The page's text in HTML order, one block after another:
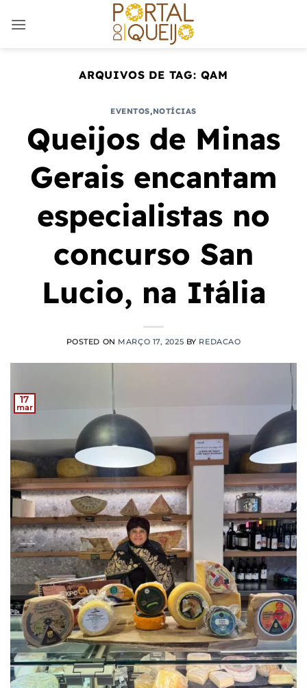
ARQUIVOS DE TAG: QAM
EVENTOS,NOTÍCIAS
Queijos de Minas
Gerais encantam
especialistas no
concurso San
Lucio, na Itália
POSTED ON MARÇO 17, 2025 BY REDACAO
17
mar